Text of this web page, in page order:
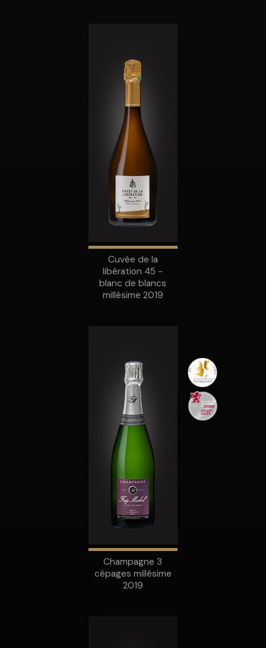
Cuvée de la
libération 45 -
blanc de blancs
millésime 2019
Champagne 3
cépages millésime
2019